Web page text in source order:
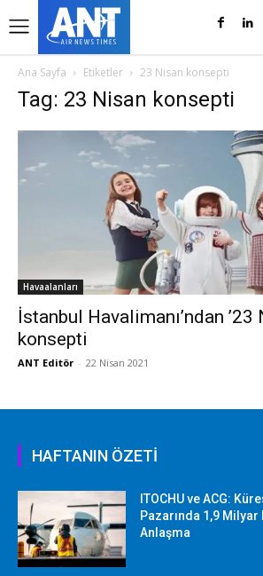
Ana Sayfa Etiketler 23 Nisan konsepti
Tag: 23 Nisan konsepti
Havaalanları
İstanbul Havalimanı’ndan ’23
konsepti
ANT Editör - 22 Nisan 2021
HAFTANIN ÖZETİ
ITOCHU ve ACG:
Pazarında 1,9 Milyar
Anlaşma